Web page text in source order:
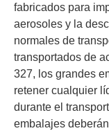
fabricados para
aerosoles y la
normales de
transportados de
327, los grandes
retener cualquier
durante el
embalajes